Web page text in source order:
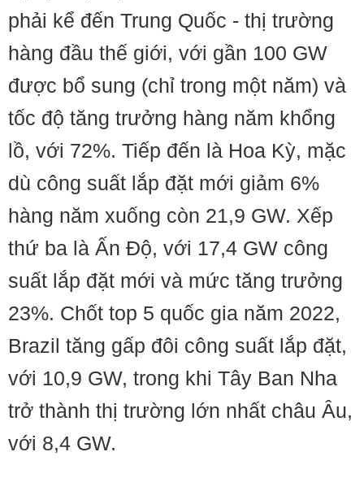
phải kể đến Trung Quốc - thị trường
hàng đầu thế giới, với gần 100 GW
được bổ sung (chỉ trong một năm) và
tốc độ tăng trưởng hàng năm khổng
lồ, với 72%. Tiếp đến là Hoa Kỳ, mặc
dù công suất lắp đặt mới giảm 6%
hàng năm xuống còn 21,9 GW. Xếp
thứ ba là Ấn Độ, với 17,4 GW công
suất lắp đặt mới và mức tăng trưởng
23%. Chốt top 5 quốc gia năm 2022,
Brazil tăng gấp đôi công suất lắp đặt,
với 10,9 GW, trong khi Tây Ban Nha
trở thành thị trường lớn nhất châu Âu,
với 8,4 GW.